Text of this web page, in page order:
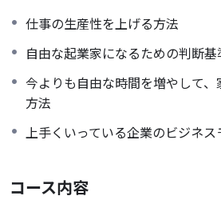
仕事の生産性を上げる方法
自由な起業家になるための判断
今よりも自由な時間を増やして
方法
上手くいっている企業のビジネス
コース内容